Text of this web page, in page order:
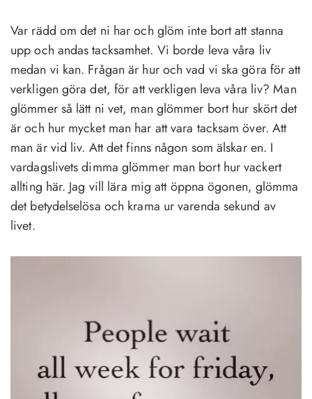
Var rädd om det ni har och glöm inte bort att stanna
upp och andas tacksamhet. Vi borde leva våra liv
medan vi kan. Frågan är hur och vad vi ska göra för att
verkligen göra det, för att verkligen leva våra liv? Man
glömmer så lätt ni vet, man glömmer bort hur skört det
är och hur mycket man har att vara tacksam över. Att
man är vid liv. Att det finns någon som älskar en. I
vardagslivets dimma glömmer man bort hur vackert
allting här. Jag vill lära mig att öppna ögonen, glömma
det betydelselösa och krama ur varenda sekund av
livet.